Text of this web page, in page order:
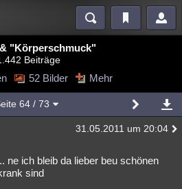
Blogs Videos
Mystery Kriminalfälle
Technologie Ufologie
"Körperschmuck"
Beiträge
52 Bilder Mehr
64/ 73
31.05.2011 um 20:04
ne ich bleib da lieber beu schönen
sind